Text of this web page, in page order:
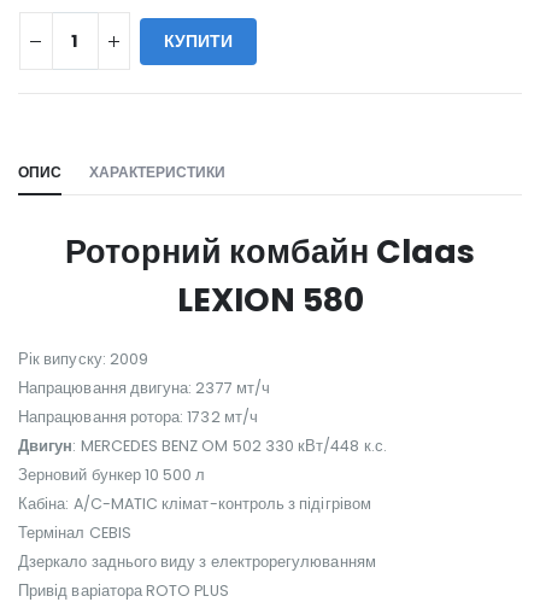
КУПИТИ
ОПИС ХАРАКТЕРИСТИКИ
Роторний комбайн Claas
LEXION 580
Рік випуску: 2009
Напрацювання двигуна: 2377 мт/ч
Напрацювання ротора: 1732 мт/ч
Двигун: MERCEDES BENZ OM 502 330 кВт/448 к.с.
Зерновий бункер 10 500 л
Кабіна: A/C-MATIC клімат-контроль з підігрівом
Термінал CEBIS
Дзеркало заднього виду з електрорегулюванням
Привід варіатора ROTO PLUS